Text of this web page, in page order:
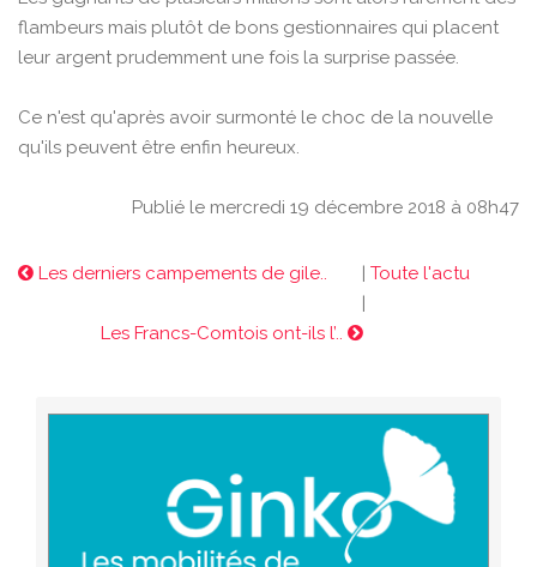
flambeurs mais plutôt de bons gestionnaires qui placent
leur argent prudemment une fois la surprise passée.
Ce n'est qu'après avoir surmonté le choc de la nouvelle
qu'ils peuvent être enfin heureux.
Publié le mercredi 19 décembre 2018 à 08h47
Les derniers campements de gile.. | Toute l'actu
|
Les Francs-Comtois ont-ils l’..